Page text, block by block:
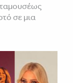
σε μια